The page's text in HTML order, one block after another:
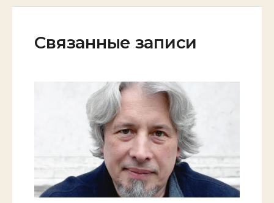
Связанные записи